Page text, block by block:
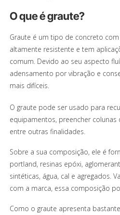
O que é graute?
Graute é um tipo de concreto
altamente resistente e tem
comum. Devido ao seu aspecto
adensamento por vibração e
mais difíceis.
O graute pode ser usado para
equipamentos, preencher colunas
entre outras finalidades.
Sobre a sua composição, ele é
portland, resinas epóxi,
sintéticas, água, cal e agregados.
com a marca, essa composição
Como o graute apresenta